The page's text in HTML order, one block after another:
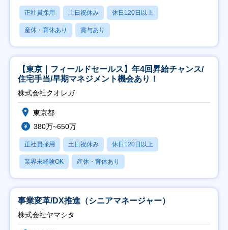
正社員採用 土日祝休み 休日120日以上
産休・育休あり 賞与あり
【東京｜フィールドセールス】年4回昇給チャンス/
住宅手当/早期マネジメント機会あり！
株式会社クオレガ
東京都
380万~650万
正社員採用 土日祝休み 休日120日以上
業界未経験OK 産休・育休あり
事業変革/DX推進（シニアマネージャー）
株式会社ヤマシタ